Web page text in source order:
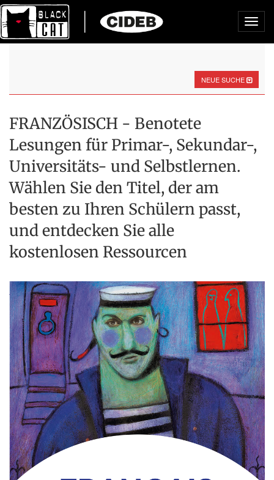
NEUE SUCHE
FRANZÖSISCH - Benotete
Lesungen für Primar-, Sekundar-,
Universitäts- und Selbstlernen.
Wählen Sie den Titel, der am
besten zu Ihren Schülern passt,
und entdecken Sie alle
kostenlosen Ressourcen